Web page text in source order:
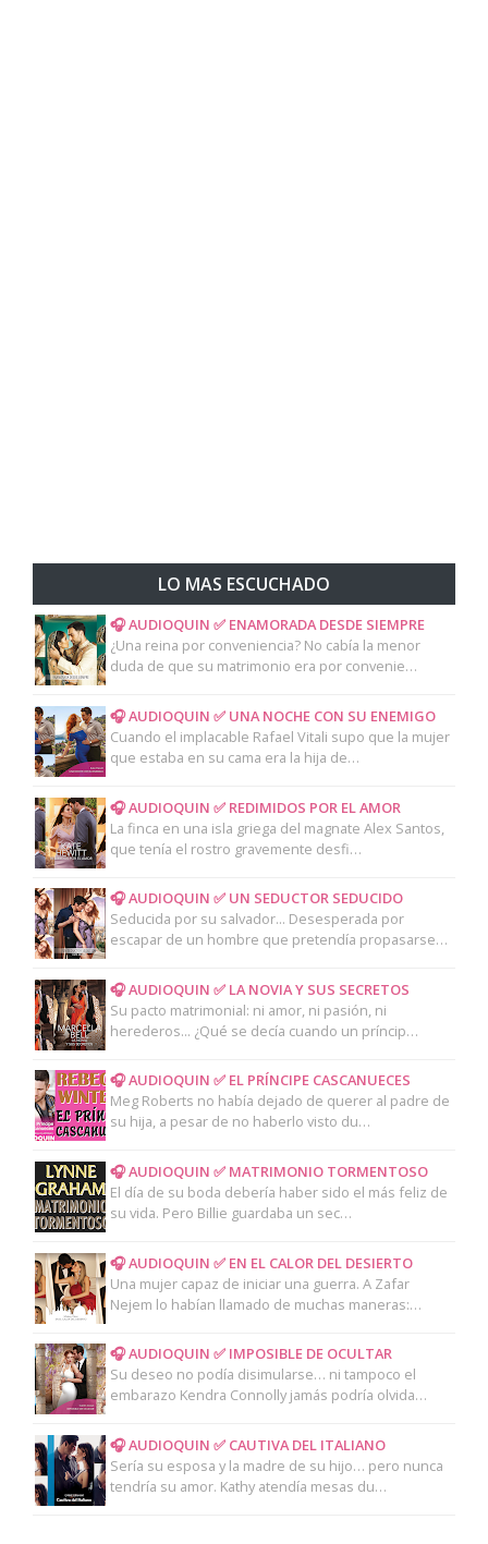
LO MAS ESCUCHADO
🎧 AUDIOQUIN ✅ ENAMORADA DESDE SIEMPRE
¿Una reina por conveniencia? No cabía la menor
duda de que su matrimonio era por convenie…
🎧 AUDIOQUIN ✅ UNA NOCHE CON SU ENEMIGO
Cuando el implacable Rafael Vitali supo que la mujer
que estaba en su cama era la hija de…
🎧 AUDIOQUIN ✅ REDIMIDOS POR EL AMOR
La finca en una isla griega del magnate Alex Santos,
que tenía el rostro gravemente desfi…
🎧 AUDIOQUIN ✅ UN SEDUCTOR SEDUCIDO
Seducida por su salvador... Desesperada por
escapar de un hombre que pretendía propasarse…
🎧 AUDIOQUIN ✅ LA NOVIA Y SUS SECRETOS
Su pacto matrimonial: ni amor, ni pasión, ni
herederos... ¿Qué se decía cuando un príncip…
🎧 AUDIOQUIN ✅ EL PRÍNCIPE CASCANUECES
Meg Roberts no había dejado de querer al padre de
su hija, a pesar de no haberlo visto du…
🎧 AUDIOQUIN ✅ MATRIMONIO TORMENTOSO
El día de su boda debería haber sido el más feliz de
su vida. Pero Billie guardaba un sec…
🎧 AUDIOQUIN ✅ EN EL CALOR DEL DESIERTO
Una mujer capaz de iniciar una guerra. A Zafar
Nejem lo habían llamado de muchas maneras:…
🎧 AUDIOQUIN ✅ IMPOSIBLE DE OCULTAR
Su deseo no podía disimularse… ni tampoco el
embarazo Kendra Connolly jamás podría olvida…
🎧 AUDIOQUIN ✅ CAUTIVA DEL ITALIANO
Sería su esposa y la madre de su hijo… pero nunca
tendría su amor. Kathy atendía mesas du…